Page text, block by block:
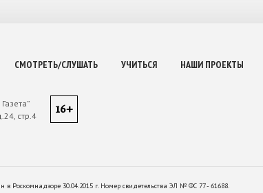
СМОТРЕТЬ/СЛУШАТЬ УЧИТЬСЯ НАШИ ПРОЕКТЫ
стр.4
в Роскомнадзоре 30.04.2015 г. Номер свидетельства ЭЛ № ФС 77 - 61688.
16+